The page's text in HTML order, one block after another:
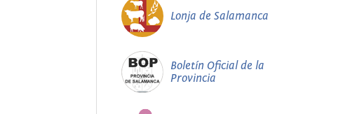
Lonja de Salamanca
Boletín Oficial de la
Provincia